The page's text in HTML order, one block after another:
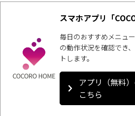
スマホアプリ「
毎日のおすすめメニュ
の動作状況を確認でき
トします。
アプリ（無料
こちら